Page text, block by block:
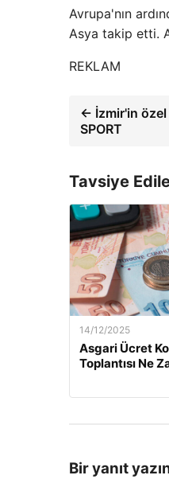
Avrupa'nın
Asya takip etti.
REKLAM
← İzmir'in özel
SPORT
Tavsiye
14/12/2025
Asgari Ücret
Toplantısı Ne
Bir yanıt